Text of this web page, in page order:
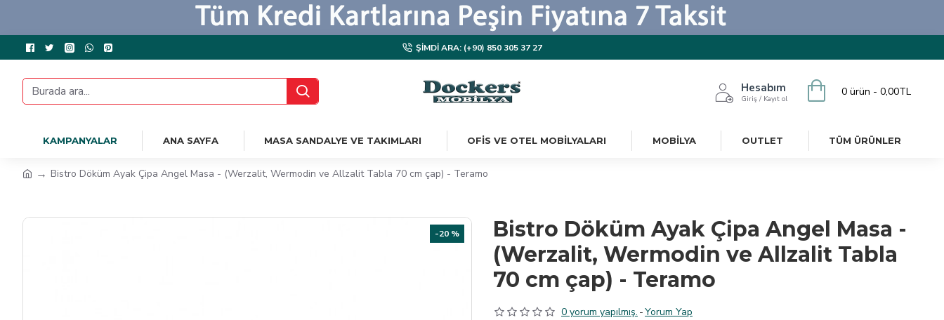
ŞIMDI ARA: (+90) 850 305 37 27
Hesabım
Giriş / Kayıt ol
0 ürün - 0,00TL
KAMPANYALAR ANA SAYFA MASA SANDALYE VE TAKIMLARI OFIS VE OTEL MOBILYALARI MOBILYA OUTLET TÜM ÜRÜNLER
Bistro Döküm Ayak Çipa Angel Masa - (Werzalit, Wermodin ve Allzalit Tabla 70 cm çap) - Teramo
-20 %
Bistro Döküm Ayak Çipa Angel Masa -
(Werzalit, Wermodin ve Allzalit Tabla
70 cm çap) - Teramo
0 yorum yapılmış. -Yorum Yap